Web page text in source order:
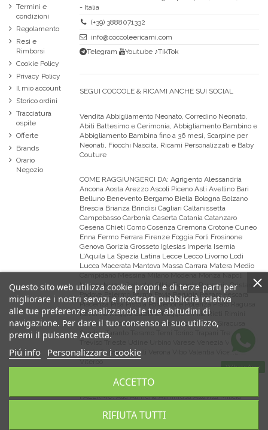
Termini e
condizioni
Regolamento
Resi e
Rimborsi
Cookie Policy
Privacy Policy
Il mio account
Storico ordini
Tracciatura
ospite
Offerte
Brands
Orario
Negozio
- Italia
(+39) 3888071332
info@coccoleericami.com
Telegram
Youtube ♪TikTok
SEGUI COCCOLE & RICAMI ANCHE SUI SOCIAL
Vendita Abbigliamento Neonato, Corredino Neonato,
Abiti Battesimo e Cerimonia, Abbigliamento Bambino e
Abbigliamento Bambina fino a 36 mesi, Scarpine per
Neonati, Fiocchi Nascita, Ricami Personalizzati e Baby
Couture
COME RAGGIUNGERCI DA: Agrigento Alessandria
Ancona Aosta Arezzo Ascoli Piceno Asti Avellino Bari
Belluno Benevento Bergamo Biella Bologna Bolzano
Brescia Brianza Brindisi Cagliari Caltanissetta
Campobasso Carbonia Caserta Catania Catanzaro
Cesena Chieti Como Cosenza Cremona Crotone Cuneo
Enna Fermo Ferrara Firenze Foggia Forli Frosinone
Genova Gorizia Grosseto Iglesias Imperia Isernia
L'Aquila La Spezia Latina Lecce Lecco Livorno Lodi
Lucca Macerata Mantova Massa Carrara Matera Medio
Novara Nuoro Ogliastra Olbia Tempio Pausania Oristano
Padova Palermo Parma Pavia Perugia Pesaro Pescara
Piacenza Pisa Pistoia Pordenone Potenza Prato Ragusa
Ravenna Reggio Calabria Reggio Emilia Rieti Rimini
Roma Rovigo Salerno Sassari Savona Siena Siracusa
Sondrio Taranto Teramo Terni Torino Trapani Trento
Treviso Trieste Udine Urbino Varese Venezia Verbano
Cusio Ossola Vercelli Verona Vibo Valentia Vicenza
COME RAGGIUNGERCI DALLA PROVINCIA DI
PALERMO:Alia Alimena Aliminusa Altavilla Milicia
Mezzagno Bisacquino Blufi Bolognetta Bompietro
WhatsApp
Questo sito web utilizza cookie propri e di terze parti per
migliorare i nostri servizi e mostrarti pubblicità relativa
alle tue preferenze analizzando le tue abitudini di
navigazione. Per dare il tuo consenso al suo utilizzo,
premi il pulsante Accetta.
Piú info Personalizzare i cookie
RIFIUTA TUTTI
ACCETTO